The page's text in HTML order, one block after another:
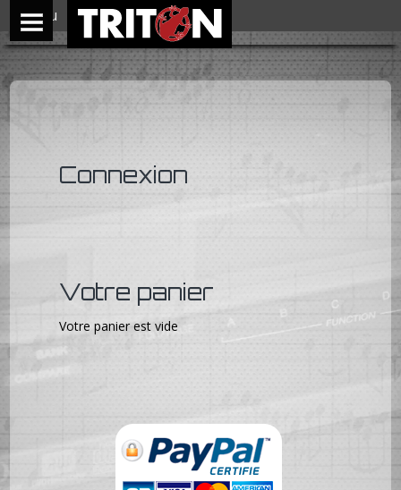
Connexion
Votre panier
Votre panier est vide
Menu